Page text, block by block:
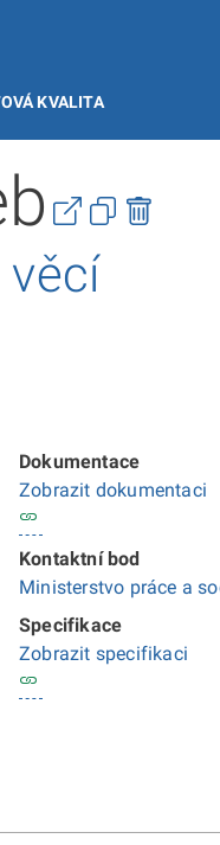
KVALITA
Dokumentace
Zobrazit dokumentaci
Kontaktní bod
Ministerstvo práce a
Specifikace
Zobrazit specifikaci